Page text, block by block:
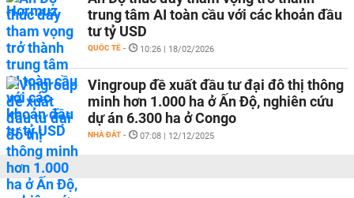
trung tâm AI toàn cầu với các khoản đầu
tư tỷ USD
QUỐC TẾ - 10:26 | 18/02/2026
Vingroup đề xuất đầu tư đại đô thị thông
minh hơn 1.000 ha ở Ấn Độ, nghiên cứu
dự án 6.300 ha ở Congo
NHÀ ĐẤT - 07:08 | 12/12/2025